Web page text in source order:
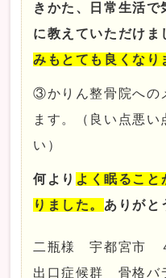
きかた、日常生活で
に教えていただけま
みもとても良くなり
③かりん整骨院への
ます。（良い点悪い
い）
何より よく眠ること
りました。 ありが
二瓶様 宇都宮市
出口症候群 骨格